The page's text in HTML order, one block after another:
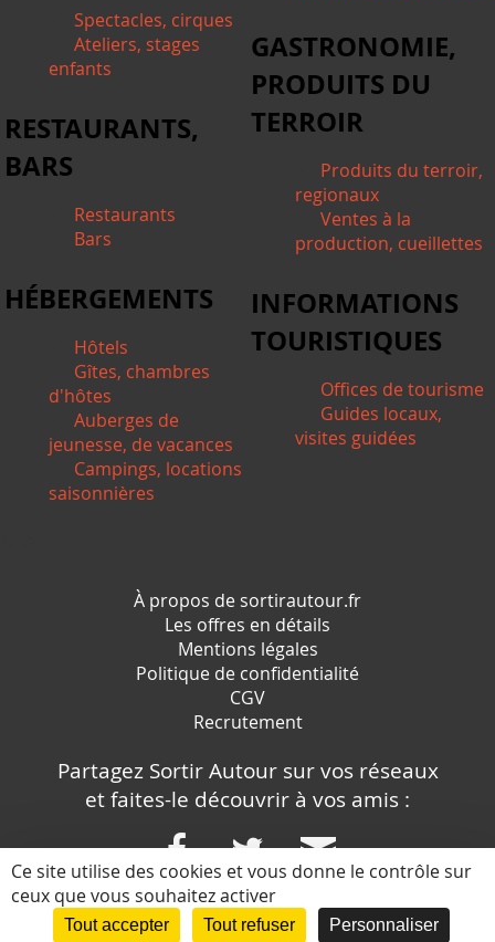
Spectacles, cirques
Ateliers, stages
enfants
GASTRONOMIE,
PRODUITS DU
TERROIR
Produits du terroir,
regionaux
Ventes à la
production, cueillettes
RESTAURANTS,
BARS
Restaurants
Bars
HÉBERGEMENTS
Hôtels
Gîtes, chambres
d'hôtes
Auberges de
jeunesse, de vacances
Campings, locations
saisonnières
INFORMATIONS
TOURISTIQUES
Offices de tourisme
Guides locaux,
visites guidées
À propos de sortirautour.fr
Les offres en détails
Mentions légales
Politique de confidentialité
CGV
Recrutement
Partagez Sortir Autour sur vos réseaux
et faites-le découvrir à vos amis :
Conception et réalisation :
Ce site utilise des cookies et vous donne le contrôle sur
ceux que vous souhaitez activer
Tout accepter Tout refuser Personnaliser